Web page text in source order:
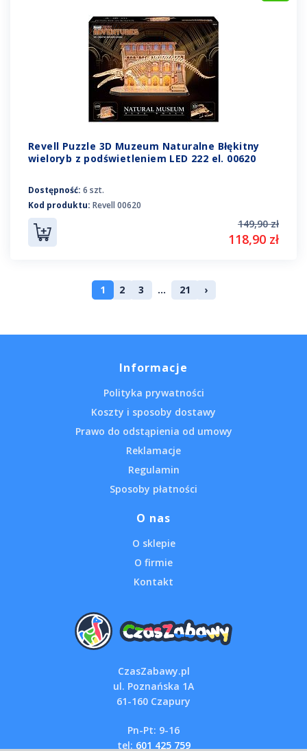
Revell Puzzle 3D Muzeum Naturalne Błękitny
wieloryb z podświetleniem LED 222 el. 00620
Dostępność: 6 szt.
Kod produktu: Revell 00620
149,90 zł
118,90 zł
1 2 3 ... 21 ›
Informacje
Polityka prywatności
Koszty i sposoby dostawy
Prawo do odstąpienia od umowy
Reklamacje
Regulamin
Sposoby płatności
O nas
O sklepie
O firmie
Kontakt
CzasZabawy.pl
ul. Poznańska 1A
61-160 Czapury
Pn-Pt: 9-16
tel: 601 425 759